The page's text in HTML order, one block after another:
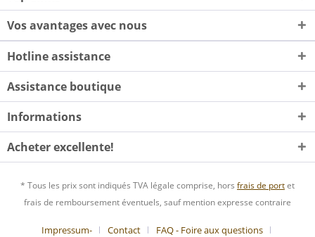
Vos avantages avec nous
Hotline assistance
Assistance boutique
Informations
Acheter excellente!
* Tous les prix sont indiqués TVA légale comprise, hors frais de portet
frais de remboursement éventuels, sauf mention expresse contraire
Impressum- Contact FAQ - Foire aux questions